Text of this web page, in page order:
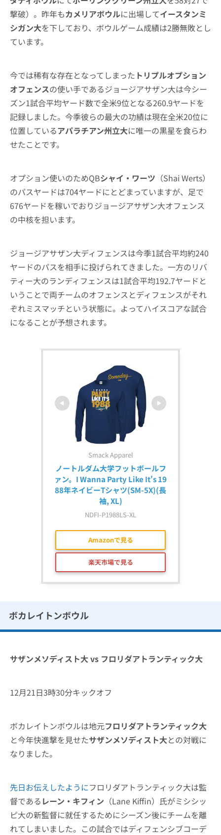
撃破）。昨年もカメリアボウルに出場してイースタンミ
シガン大を下しており、ボウルゲーム成績は2勝無敗とし
ています。
今では稀有な存在となってしまった トリプルオプション
オフェンスの使い手であるジョージアサザン大は今シー
ズン1試合平均ヤード数で全米9位となる260.9ヤードを
記録しました。今季彼らの最大の功績は現在全米20位に
位置しているアパラチアン州立大に唯一の黒星を食らわ
せたことです。
オプション使いのためQBシャイ・ワーツ （Shai Werts）
のパスヤードは704ヤードにとどまっていますが、足で
676ヤードを稼いでおりジョージアサザン大オフェンス
の中核を担います。
ジョージアサザン大ディフェンスは今季1試合平均約240
ヤードのパスを相手に投げられてきました。一方のリバ
ティー大のランディフェンスは1試合平均192.7ヤードと
いうことで両チームのオフェンスとディフェンスがそれ
ぞれミスマッチという状態に。よってハイスコアな試合
になることが予想されます。
Smack Apparel
ノートルダム大学フットボールフ
ァン。I Wanna Party Like It's 19
88年ネイビーTシャツ(SM-5X)(長
袖, XL)
NDFI-P1988LS-XL
Amazonで見る
楽天市場で見る
ボカレイトンボウル
サザンメソディスト大 vs フロリダアトランティック大
12月21日3時30分キックオフ
ボカレイトンボウルは地元フロリダアトランティック大
と今年快進撃を見せたサザンメソディスト大との対戦に
なりました。
先日お伝えしたようにフロリダアトランティック大は監
督である レーン・キフィン （Lane Kiffin）氏がミシシッ
ピ大の新監督に就任するためにシーズン後にチームを離
れてしまいました。この試合ではディフェンシブコーデ